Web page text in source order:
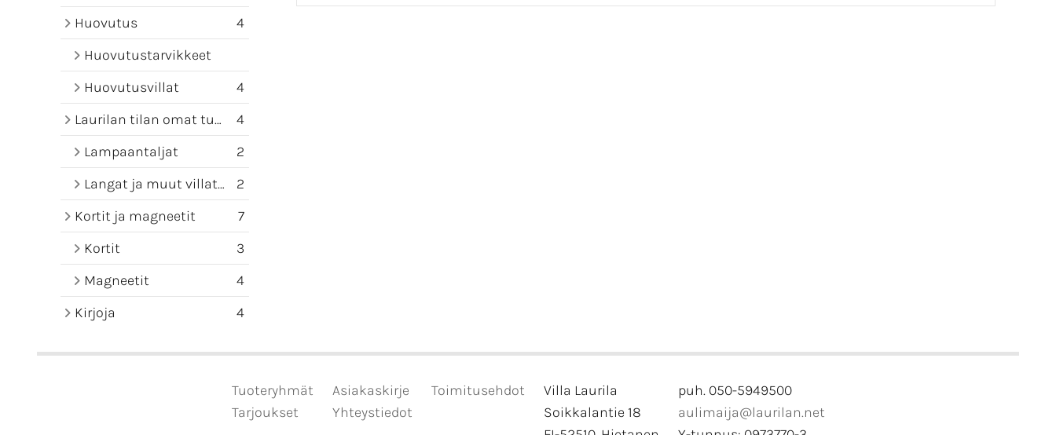
Huovutus
4
Huovutustarvikkeet
Huovutusvillat
4
Laurilan tilan omat tuotteet
4
Lampaantaljat
2
Langat ja muut villatuotteet
2
Kortit ja magneetit
7
Kortit
3
Magneetit
4
Kirjoja
4
Tuoteryhmät
Tarjoukset
Asiakaskirje
Yhteystiedot
Toimitusehdot
Villa Laurila
Soikkalantie 18
puh. 050-5949500
aulimaija@laurilan.net